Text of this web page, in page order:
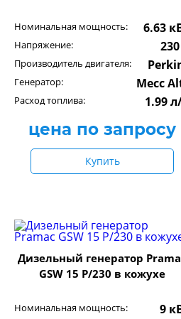
Номинальная мощность: 6.63
Напряжение:
Производитель двигателя:
Генератор: Mecc
Расход топлива: 1.99
цена по запросу
Купить
Дизельный генератор
GSW 15 P/230 в кожухе
Номинальная мощность: 9